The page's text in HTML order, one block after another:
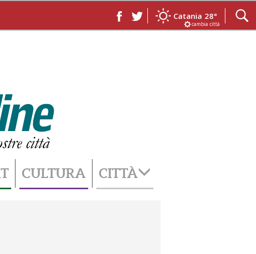
Catania 28°
cambia città
CULTURA CITTÀ